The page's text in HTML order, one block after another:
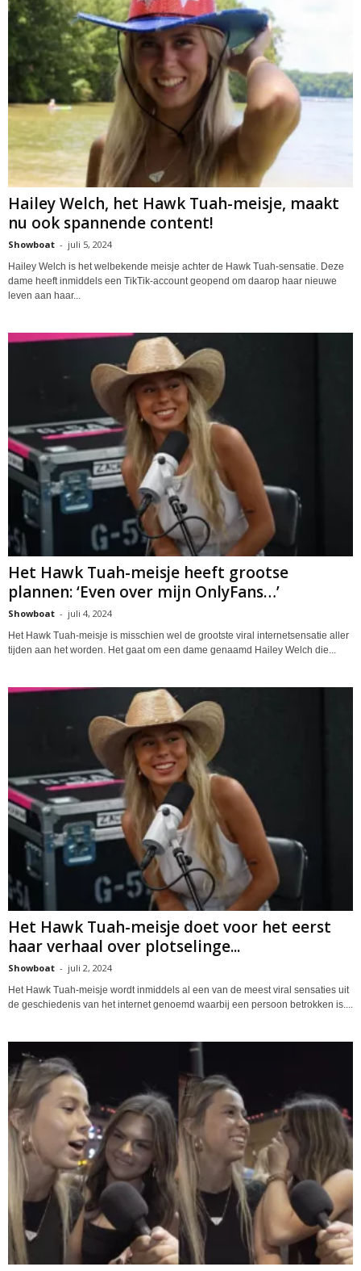
Hailey Welch, het Hawk Tuah-meisje, maakt
nu ook spannende content!
Showboat - juli 5, 2024
Hailey Welch is het welbekende meisje achter de Hawk Tuah-sensatie. Deze
dame heeft inmiddels een TikTik-account geopend om daarop haar nieuwe
leven aan haar...
Het Hawk Tuah-meisje heeft grootse
plannen: ‘Even over mijn OnlyFans…’
Showboat - juli 4, 2024
Het Hawk Tuah-meisje is misschien wel de grootste viral internetsensatie aller
tijden aan het worden. Het gaat om een dame genaamd Hailey Welch die...
Het Hawk Tuah-meisje doet voor het eerst
haar verhaal over plotselinge...
Showboat - juli 2, 2024
Het Hawk Tuah-meisje wordt inmiddels al een van de meest viral sensaties uit
de geschiedenis van het internet genoemd waarbij een persoon betrokken is....